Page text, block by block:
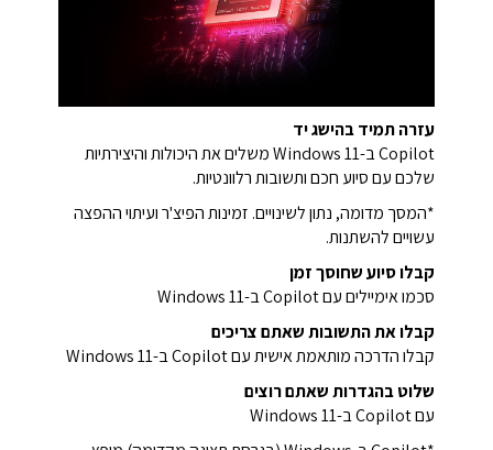
עזרה תמיד בהישג יד
Copilot ב-Windows 11 משלים את היכולות והיצירתיות
שלכם עם סיוע חכם ותשובות רלוונטיות.
*המסך מדומה, נתון לשינויים. זמינות הפיצ'ר ועיתוי ההפצה
עשויים להשתנות.
קבלו סיוע שחוסך זמן
סכמו אימיילים עם Copilot ב-Windows 11
קבלו את התשובות שאתם צריכים
קבלו הדרכה מותאמת אישית עם Copilot ב-Windows 11
שלוט בהגדרות שאתם רוצים
עם Copilot ב-Windows 11